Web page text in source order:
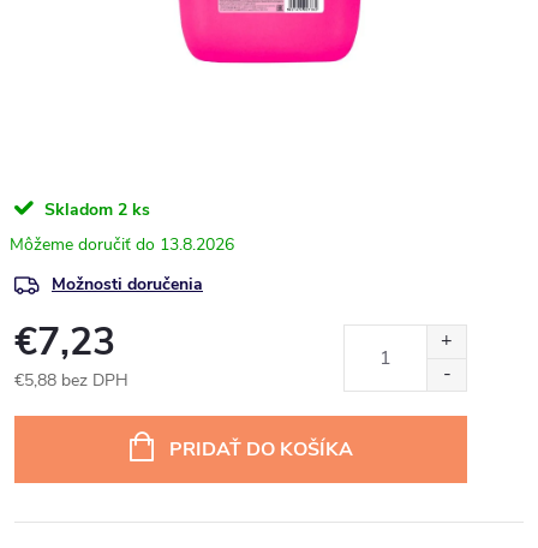
Skladom 2 ks
13.8.2026
Možnosti doručenia
€7,23
€5,88 bez DPH
PRIDAŤ DO KOŠÍKA